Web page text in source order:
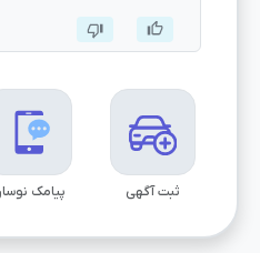
ثبت آگهی پیامک